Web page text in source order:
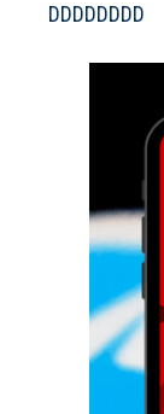
DDDDDDDD